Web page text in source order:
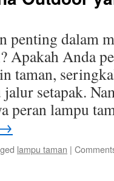
penting dalam
Apakah Anda
taman,
jalur setapak.
peran lampu
lampu taman |